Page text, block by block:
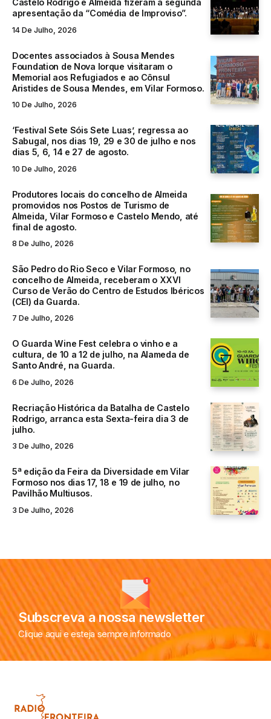
Castelo Rodrigo e Almeida fizeram a segunda
apresentação da “Comédia de Improviso”.
14 De Julho, 2026
Docentes associados à Sousa Mendes
Foundation de Nova Iorque visitaram o
Memorial aos Refugiados e ao Cônsul
Aristides de Sousa Mendes, em Vilar Formoso.
10 De Julho, 2026
‘Festival Sete Sóis Sete Luas’, regressa ao
Sabugal, nos dias 19, 29 e 30 de julho e nos
dias 5, 6, 14 e 27 de agosto.
10 De Julho, 2026
Produtores locais do concelho de Almeida
promovidos nos Postos de Turismo de
Almeida, Vilar Formoso e Castelo Mendo, até
final de agosto.
8 De Julho, 2026
São Pedro do Rio Seco e Vilar Formoso, no
concelho de Almeida, receberam o XXVI
Curso de Verão do Centro de Estudos Ibéricos
(CEI) da Guarda.
7 De Julho, 2026
O Guarda Wine Fest celebra o vinho e a
cultura, de 10 a 12 de julho, na Alameda de
Santo André, na Guarda.
6 De Julho, 2026
Recriação Histórica da Batalha de Castelo
Rodrigo, arranca esta Sexta-feira dia 3 de
julho.
3 De Julho, 2026
5ª edição da Feira da Diversidade em Vilar
Formoso nos dias 17, 18 e 19 de julho, no
Pavilhão Multiusos.
3 De Julho, 2026
Subscreva a nossa newsletter
Clique aqui e esteja sempre informado